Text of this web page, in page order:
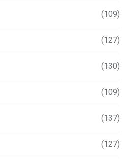
(109)
(127)
(130)
(109)
(137)
(127)